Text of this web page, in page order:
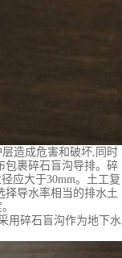
造成危害和破坏,同时
包裹碎石盲沟导排。碎
应大于30mm。土工复
择导水率相当的排水土
用碎石盲沟作为地下水